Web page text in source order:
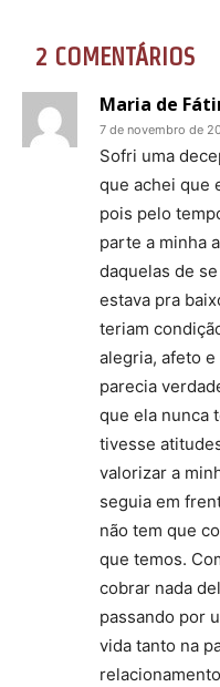
2 COMENTÁRIOS
Maria de
7 de novembro de
Sofri uma
que achei que
pois pelo
parte a minha
daquelas de
estava pra
teriam
alegria, afeto e
parecia
que ela nunca
tivesse
valorizar a
seguia em
não tem que
que temos.
cobrar nada
passando por
vida tanto na